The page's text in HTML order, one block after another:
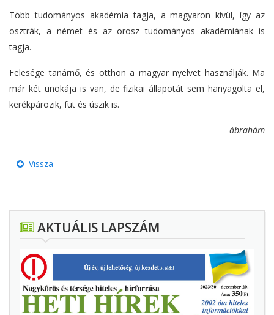
Több tudományos akadémia tagja, a magyaron kívül, így az
osztrák, a német és az orosz tudományos akadémiának is
tagja.
Felesége tanárnő, és otthon a magyar nyelvet használják. Ma
már két unokája is van, de fizikai állapotát sem hanyagolta el,
kerékpározik, fut és úszik is.
ábrahám
Vissza
AKTUÁLIS LAPSZÁM